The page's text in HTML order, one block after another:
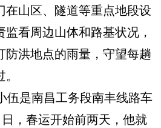
在山区、隧道等重点地段设
看周边山体和路基状况，
防洪地点的雨量，守望每趟
是南昌工务段南丰线路车
，春运开始前两天，他就